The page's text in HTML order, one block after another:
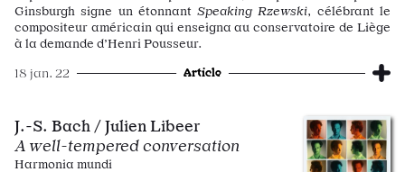
Ginsburgh signe un étonnantSpeaking Rzewski, célébrant le
compositeur américain qui enseigna au conservatoire de Liège
à la demande d’Henri Pousseur.
18 jan. 22 Article
J.-S. Bach / Julien Libeer
A well-tempered conversation
Harmonia mundi